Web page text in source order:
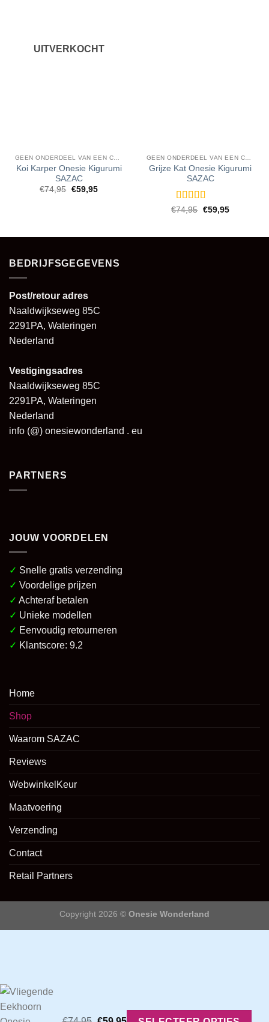
UITVERKOCHT
Koi Karper Onesie Kigurumi
SAZAC
€74,95 Oorspronkelijke
€59,95Huidige
Grijze Kat Onesie Kigurumi
SAZAC
Gewaardeerd
€74,95 Oorspronkelijke
€59,95Huidige
BEDRIJFSGEGEVENS
Post/retour adres
Naaldwijkseweg 85C
2291PA, Wateringen
Nederland
Vestigingsadres
Naaldwijkseweg 85C
2291PA, Wateringen
Nederland
info (@) onesiewonderland . eu
PARTNERS
JOUW VOORDELEN
✓ Snelle gratis verzending
✓ Voordelige prijzen
✓ Achteraf betalen
✓ Unieke modellen
✓ Eenvoudig retourneren
✓ Klantscore: 9.2
Home
Shop
Waarom SAZAC
Reviews
WebwinkelKeur
Maatvoering
Verzending
Contact
Retail Partners
Copyright 2026 © Onesie Wonderland